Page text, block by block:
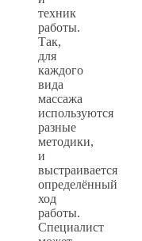
техник
работы.
Так,
для
каждого
вида
массажа
используются
разные
методики,
и
выстраивается
определённый
ход
работы.
Специалист